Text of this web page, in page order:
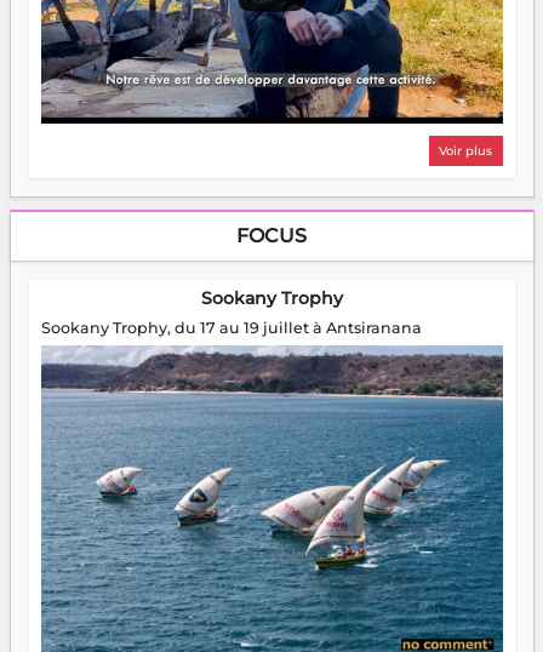
Voir plus
FOCUS
Sookany Trophy
Sookany Trophy, du 17 au 19 juillet à Antsiranana